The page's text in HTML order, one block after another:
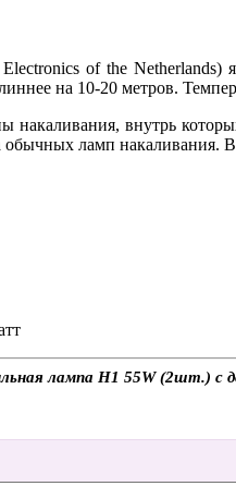
of the
на 10-20 метров.
накаливания, внутрь
обычных ламп накаливания.
лампа H1 55W (2шт.) с